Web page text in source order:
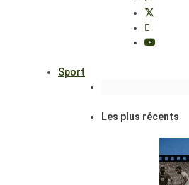
Sport
Les plus récents